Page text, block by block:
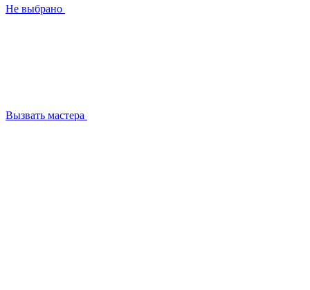
Не выбрано
Вызвать мастера